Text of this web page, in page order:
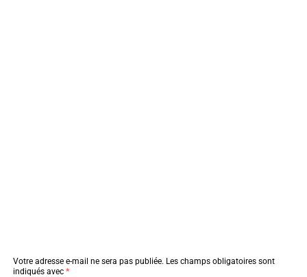
Votre adresse e-mail ne sera pas publiée. Les champs obligatoires sont
indiqués avec *